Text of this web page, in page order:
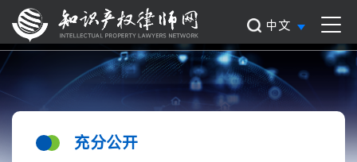
中文
充分公开